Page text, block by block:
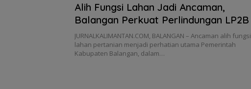
Alih Fungsi Lahan Jadi Ancaman,
Balangan Perkuat Perlindungan LP2B
JURNALKALIMANTAN.COM, BALANGAN – Ancaman alih fungsi
lahan pertanian menjadi perhatian utama Pemerintah
Kabupaten Balangan, dalam…